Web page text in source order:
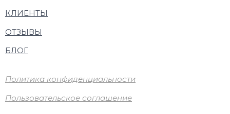
КЛИЕНТЫ
ОТЗЫВЫ
БЛОГ
Политика конфиденциальности
Пользовательское соглашение